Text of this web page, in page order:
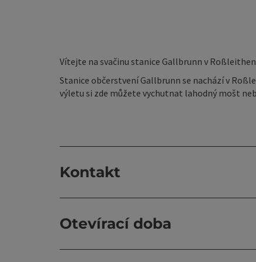
Vítejte na svačinu stanice Gallbrunn v
Stanice občerstvení Gallbrunn se nachází v
výletu si zde můžete vychutnat lahodný mošt
Kontakt
Otevírací doba